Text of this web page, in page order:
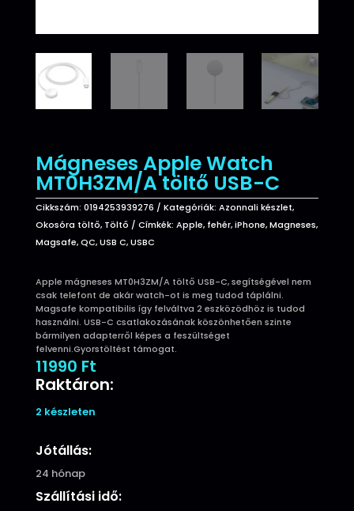
Mágneses Apple Watch
MT0H3ZM/A töltő USB-C
Cikkszám: 0194253939276 Kategóriák: Azonnali készlet,
Okosóra töltő, Töltő Címkék: Apple, fehér,iPhone,Magneses,
Magsafe,QC,USB C,USBC
Apple mágneses MT0H3ZM/A töltő USB-C, segítségével nem
csak telefont de akár watch-ot is meg tudod táplálni.
Magsafe kompatibilis így felváltva 2 eszközödhöz is tudod
használni. USB-C csatlakozásának köszönhetően szinte
bármilyen adapterről képes a feszültséget
felvenni.Gyorstöltést támogat.
11990 Ft
Raktáron:
2 készleten
Jótállás:
24 hónap
Szállítási idő: